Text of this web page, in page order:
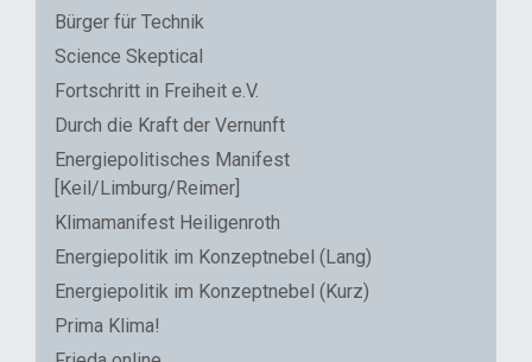
Bürger für Technik
Science Skeptical
Fortschritt in Freiheit e.V.
Durch die Kraft der Vernunft
Energiepolitisches Manifest
[Keil/Limburg/Reimer]
Klimamanifest Heiligenroth
Energiepolitik im Konzeptnebel (Lang)
Energiepolitik im Konzeptnebel (Kurz)
Prima Klima!